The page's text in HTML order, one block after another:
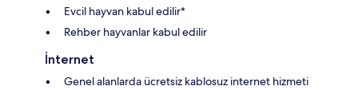
Evcil hayvan kabul edilir*
Rehber hayvanlar kabul edilir
İnternet
Genel alanlarda ücretsiz kablosuz internet hizmeti